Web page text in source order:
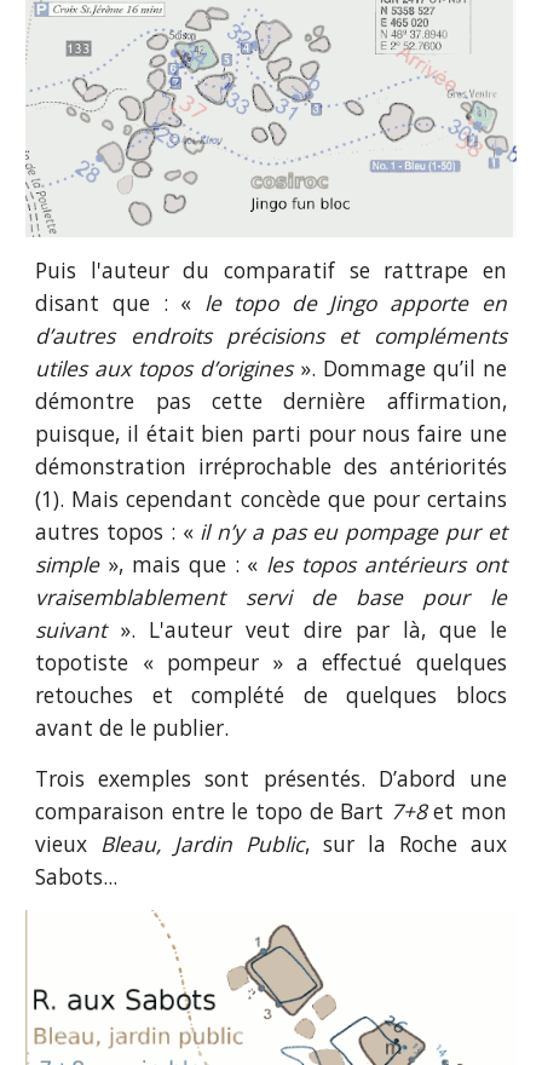
Puis l'auteur du comparatif se rattrape en
disant que : « le topo de Jingo apporte en
d’autres endroits précisions et compléments
utiles aux topos d’origines ». Dommage qu’il ne
démontre pas cette dernière affirmation,
puisque, il était bien parti pour nous faire une
démonstration irréprochable des antériorités
(1). Mais cependant concède que pour certains
autres topos : « il n’y a pas eu pompage pur et
simple», mais que : « les topos antérieurs ont
vraisemblablement servi de base pour le
suivant ». L'auteur veut dire par là, que le
topotiste « pompeur » a effectué quelques
retouches et complété de quelques blocs
avant de le publier.
Trois exemples sont présentés. D’abord une
comparaison entre le topo de Bart 7+8et mon
vieux Bleau, Jardin Public, sur la Roche aux
Sabots...